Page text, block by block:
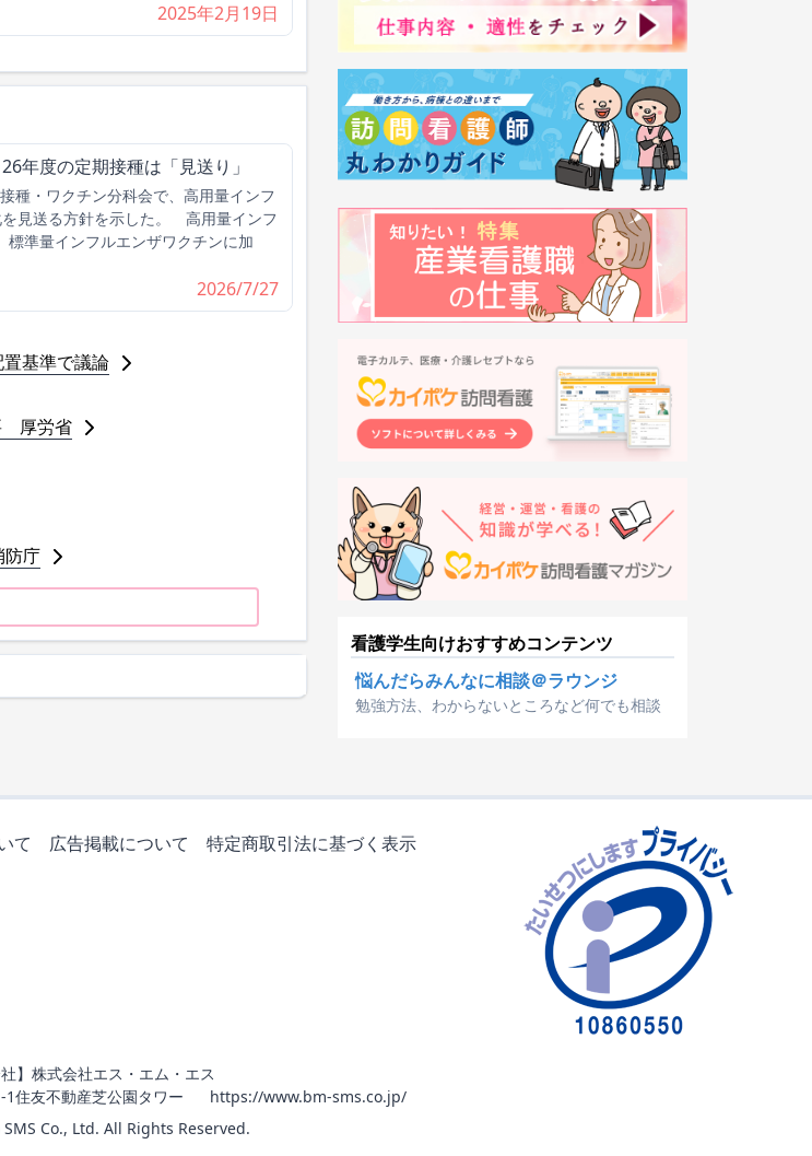
2025年2月19日
年度の定期接種は「見送り」
種・ワクチン分科会で、高用量インフ
見送る方針を示した。 高用量インフ
準量インフルエンザワクチンに加
2026/7/27
基準で議論
厚労省
防庁
看護学生向けおすすめコンテンツ
悩んだらみんなに相談＠ラウンジ
勉強方法、わからないところなど何でも相談
て 広告掲載について 特定商取引法に基づく表示
社】株式会社エス・エム・エス
住友不動産芝公園タワー
https://www.bm-sms.co.jp/
Co., Ltd. All Rights Reserved.